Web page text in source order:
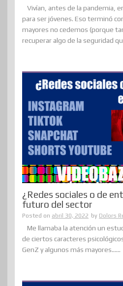
Vivían, antes de la pandemia,
para ser jóvenes. Eso terminó
mayores no cedemos (porque
recuperar algo de la seguridad
¿Redes sociales o de
futuro del sector
Posted on abril 30, 2022 by Dolors
Me llamaba la atención un
de ciertos caracteres
GenZ y algunos más mayores......